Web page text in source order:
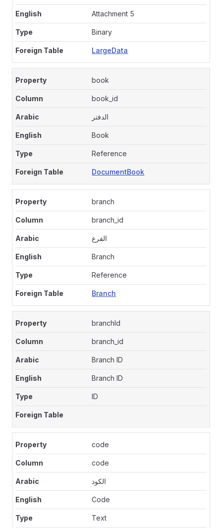
Attachment 5
Binary
LargeData
book
book_id
الدفتر
Book
Reference
DocumentBook
branch
branch_id
الفرع
Branch
Reference
Branch
branchId
branch_id
Branch ID
Branch ID
ID
code
code
الكود
Code
Text